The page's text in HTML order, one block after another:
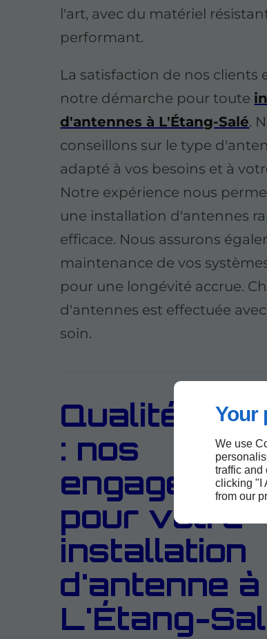
Your
We use
traffic and
clicking "I
from our
l'art, avec du matériel
performant.
La satisfaction de nos clients
notre démarche pour toute
d'antennes à L'Étang-Salé.
conseillons sur le type
adapté à vos besoins et à
Notre expérience nous
une installation d'antennes
efficace. Nous assurons
maintenance de vos
pour une longévité accrue.
d'antennes est effectuée
soin.
Qualité et
: nos
pour votre
installation
d'antenne à
L'Étang-